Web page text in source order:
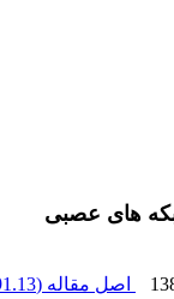
های عصبی
اصل مقاله (K